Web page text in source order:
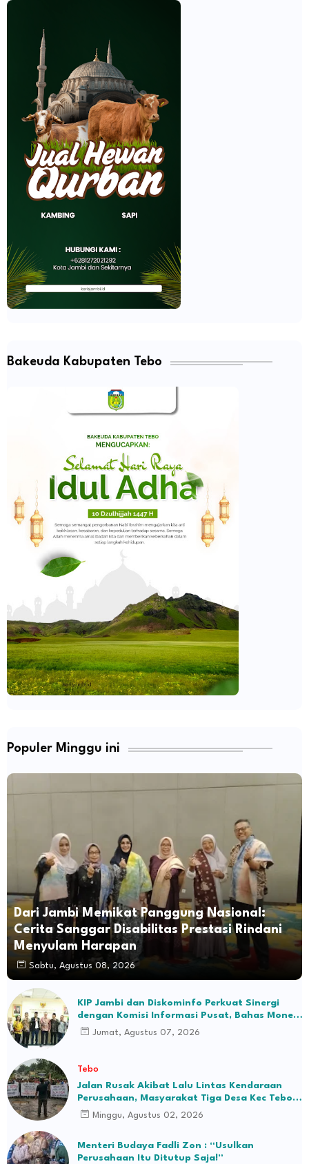
Bakeuda Kabupaten Tebo
Populer Minggu ini
Dari Jambi Memikat Panggung Nasional:
Cerita Sanggar Disabilitas Prestasi Rindani
Menyulam Harapan
Sabtu, Agustus 08, 2026
KIP Jambi dan Diskominfo Perkuat Sinergi
dengan Komisi Informasi Pusat, Bahas Monev
hingga Seleksi Komisioner
Jumat, Agustus 07, 2026
Tebo
Jalan Rusak Akibat Lalu Lintas Kendaraan
Perusahaan, Masyarakat Tiga Desa Kec Tebo
Ilir Bakal Blokade Jalan
Minggu, Agustus 02, 2026
Menteri Budaya Fadli Zon : “Usulkan
Perusahaan Itu Ditutup Saja!”